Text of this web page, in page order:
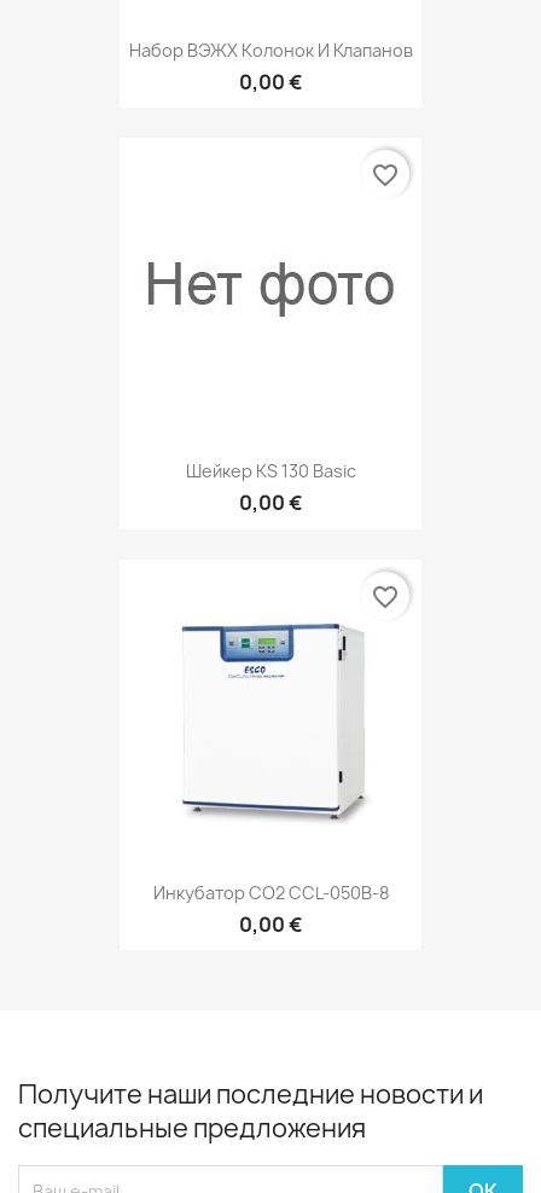
Набор ВЭЖХ Колонок И Клапанов
0,00 €
Шейкер KS 130 Basic
0,00 €
favorite_border
Инкубатор СО2 CCL-050B-8
0,00 €
favorite_border
Получите наши последние новости и
специальные предложения